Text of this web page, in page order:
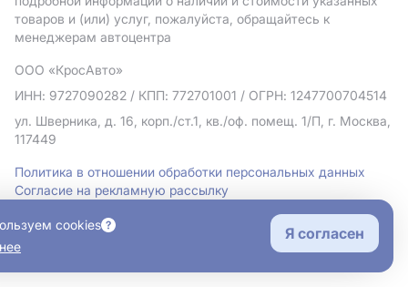
товаров и (или) услуг, пожалуйста, обращайтесь к
менеджерам автоцентра
ООО «КросАвто»
ИНН: 9727090282 / КПП: 772701001 / ОГРН: 1247700704514
ул. Шверника, д. 16, корп./ст.1, кв./оф. помещ. 1/П, г. Москва,
117449
Политика в отношении обработки персональных данных
Согласие на рекламную рассылку
cookies
Я согласен